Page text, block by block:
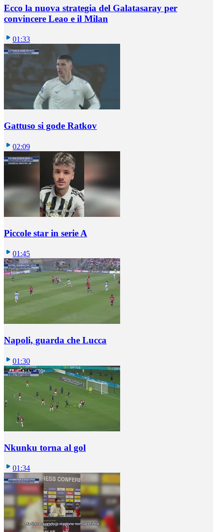
Ecco la nuova strategia del Galatasaray per
convincere Leao e il Milan
01:33
Gattuso si gode Ratkov
02:09
Piccole star in serie A
01:45
Napoli, guarda che Lucca
01:30
Nkunku torna al gol
01:34